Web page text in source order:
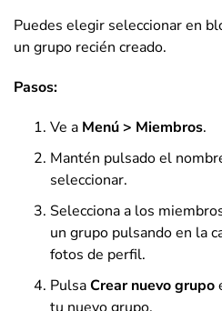
Puedes elegir seleccionar en
un grupo recién creado.
Pasos:
Ve a Menú > Miembros.
Mantén pulsado el
seleccionar.
Selecciona a los
un grupo pulsando en la
fotos de perfil.
PulsaCrear nuevo grupo